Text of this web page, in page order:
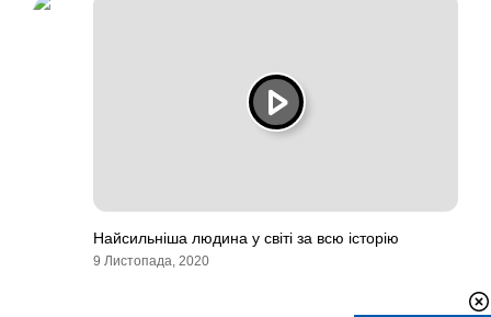
Найсильніша людина у світі за всю історію
9 Листопада, 2020